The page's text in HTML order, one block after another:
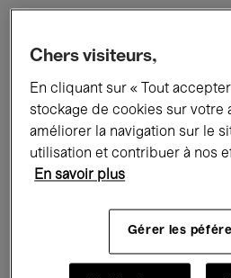
Tous les événements
Expositions Films
Rencontres & Débats
Musique classique
Musique électronique
Chers visiteurs,
En cliquant sur « Tout
stockage de cookies sur votre
améliorer la navigation sur le
utilisation et contribuer à nos
En savoir plus
Gérer les